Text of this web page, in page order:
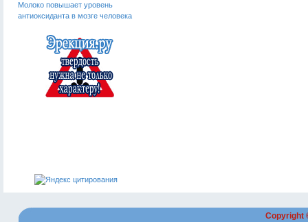
Молоко повышает уровень
антиоксиданта в мозге человека
Copyright